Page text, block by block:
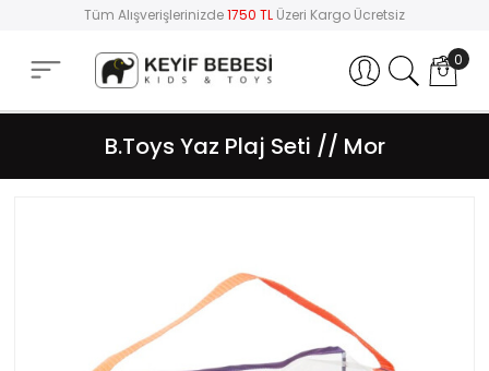
Tüm Alışverişlerinizde1750 TL Üzeri Kargo Ücretsiz
Hesabım 0
B.Toys Yaz Plaj Seti // Mor